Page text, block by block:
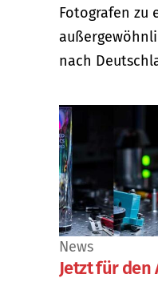
Fotografen zu
nach
News
Jetzt für